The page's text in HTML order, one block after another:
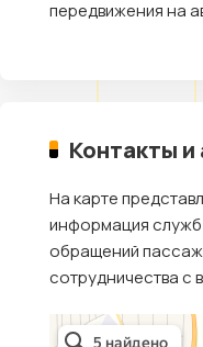
передвижения на
Контакты
На карте
информация служб
обращений
сотрудничества с